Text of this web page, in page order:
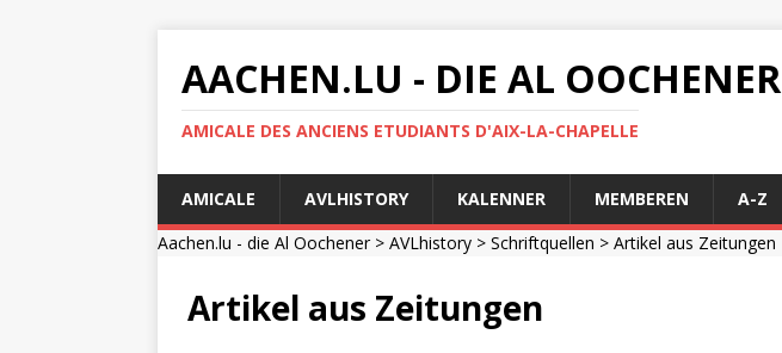
AACHEN.LU - DIE AL OOCHENER
AMICALE DES ANCIENS ETUDIANTS D'AIX-LA-CHAPELLE
AMICALE AVLHISTORY KALENNER MEMBEREN A-Z
Aachen.lu - die Al Oochener> AVLhistory > Schriftquellen > Artikel aus Zeitungen
Artikel aus Zeitungen